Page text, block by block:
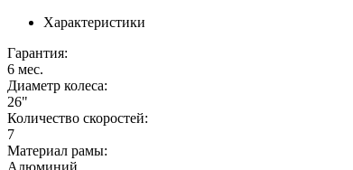
Характеристики
Гарантия:
6 мес.
Диаметр колеса:
26"
Количество скоростей:
7
Материал рамы:
Алюминий